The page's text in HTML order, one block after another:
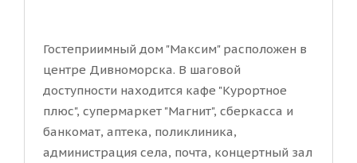
Гостеприимный дом "Максим" расположен в
центре Дивноморска. В шаговой
доступности находится кафе "Курортное
плюс", супермаркет "Магнит", сберкасса и
банкомат, аптека, поликлиника,
администрация села, почта, концертный зал